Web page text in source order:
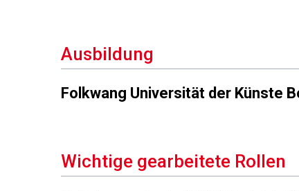
Ausbildung
Folkwang Universität der Künste
Wichtige gearbeitete Rollen